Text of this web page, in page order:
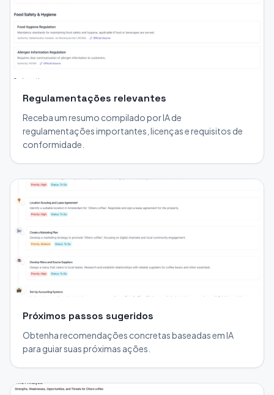
Regulamentações relevantes
Receba um resumo compilado por IA de
regulamentações importantes, licenças e requisitos de
conformidade.
Próximos passos sugeridos
Obtenha recomendações concretas baseadas em IA
para guiar suas próximas ações.